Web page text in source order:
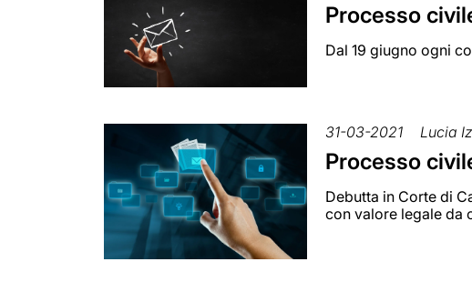
Processo
Dal 19 giugno ogni
31-03-2021 Lucia
Processo
Debutta in Corte di
con valore legale da